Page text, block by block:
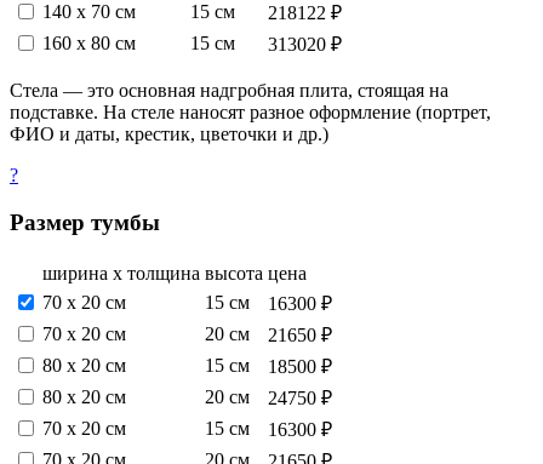
140 х 70 см
15 см
218122 ₽
160 х 80 см
15 см 313020 ₽
Стела — это основная надгробная плита, стоящая на
подставке. На стеле наносят разное оформление (портрет,
ФИО и даты, крестик, цветочки и др.)
?
Размер тумбы
ширина х толщина высота цена
70 х 20 см
15 см
16300 ₽
70 х 20 см
20 см
21650 ₽
80 х 20 см
15 см
18500 ₽
80 х 20 см
20 см
24750 ₽
70 х 20 см
15 см
16300 ₽
70 х 20 см
20 см